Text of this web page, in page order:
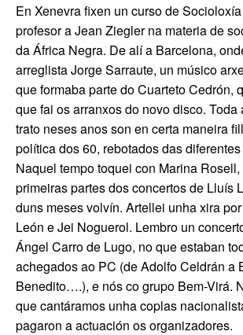
En Xenevra fixen un curso de
profesor a Jean Ziegler na materia de
da África Negra. De alí a Barcelona,
arreglista Jorge Sarraute, un músico
que formaba parte do Cuarteto Cedrón,
que fai os arranxos do novo disco. Toda
trato neses anos son en certa maneira
política dos 60, rebotados das
Naquel tempo toquei con Marina
primeiras partes dos concertos de Lluís
duns meses volvín. Artellei unha xira
León e Jei Noguerol. Lembro un
Ángel Carro de Lugo, no que estaban
achegados ao PC (de Adolfo Celdrán a
Benedito….), e nós co grupo Bem-Virá.
que cantáramos unha coplas
pagaron a actuación os organizadores.